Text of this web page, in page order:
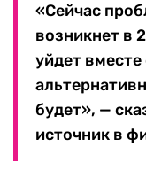
«Сейчас
возникнет в
уйдет
будет», —
источник в